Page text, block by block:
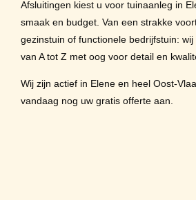
Afsluitingen kiest u voor tuinaanleg in
smaak en budget. Van een strakke
gezinstuin of functionele bedrijfstuin:
van A tot Z met oog voor detail en
Wij zijn actief in Elene en heel Oost-
vandaag nog uw gratis offerte aan.